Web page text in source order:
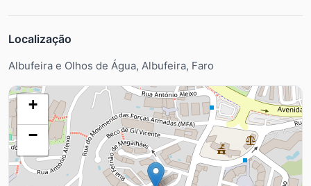
Localização
Albufeira e Olhos de Água, Albufeira, Faro
+
−